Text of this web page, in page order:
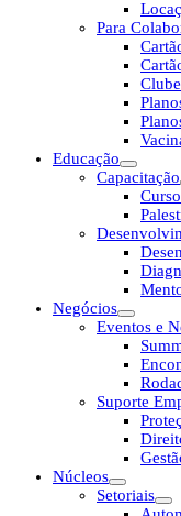
Para
Educação
Capacitação
Negócios
Eventos e
Suporte
Núcleos
Setoriais